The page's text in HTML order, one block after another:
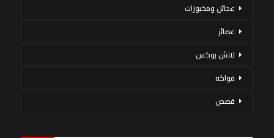
عجائن ومخبوزات
عصائر
لانش بوكس
فواكه
قصص